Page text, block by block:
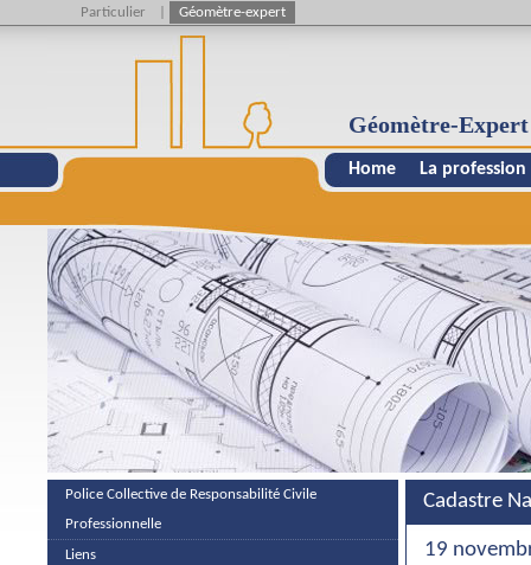
Géomètre-Expert
Home La profession
Police Collective de Responsabilité Civile
Professionnelle
Liens
Cadastre
19
Particulier Géomètre-expert